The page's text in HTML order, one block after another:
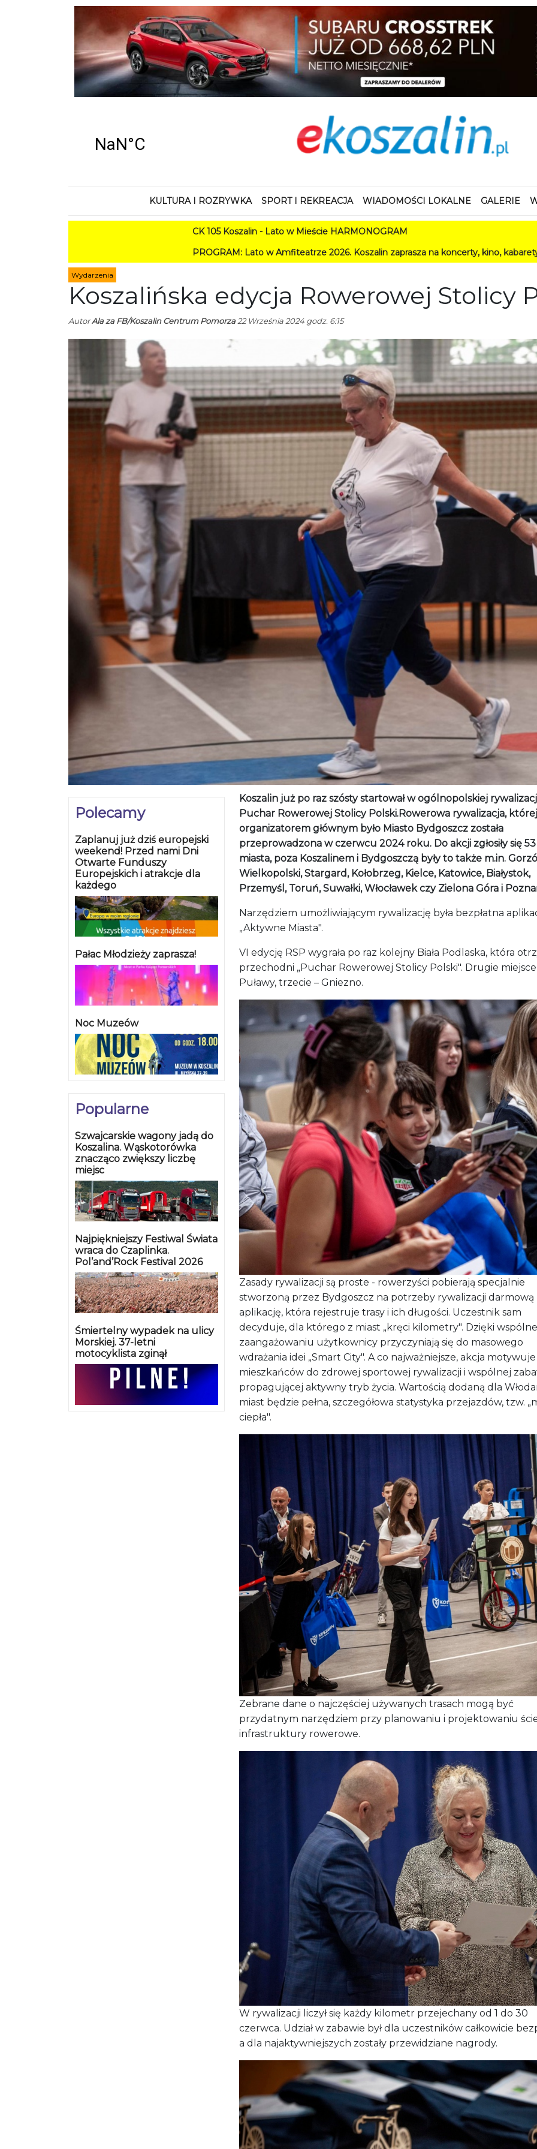
KULTURA I ROZRYWKA SPORT I REKREACJA WIADOMOŚCI LOKALNE GALERIE
CK 105 Koszalin - Lato w Mieście HARMONOGRAM
PROGRAM: Lato w Amfiteatrze 2026. Koszalin zaprasza na koncerty, kino, kabarety i festiwale
Wydarzenia
Koszalińska edycja Rowerowej Stolicy
AutorAla za FB/Koszalin Centrum Pomorza22 Września 2024 godz. 6:15
Polecamy
Zaplanuj już dziś europejski
weekend! Przed nami Dni
Otwarte Funduszy
Europejskich i atrakcje dla
każdego
Pałac Młodzieży zaprasza!
Noc Muzeów
Popularne
Szwajcarskie wagony jadą do
Koszalina. Wąskotorówka
znacząco zwiększy liczbę
miejsc
Najpiękniejszy Festiwal Świata
wraca do Czaplinka.
Pol’and’Rock Festival 2026
Śmiertelny wypadek na ulicy
Morskiej. 37-letni
motocyklista zginął
Koszalin już po raz szósty startował w ogólnopolskiej
Puchar Rowerowej Stolicy Polski.Rowerowa rywalizacja, której
organizatorem głównym było Miasto Bydgoszcz została
przeprowadzona w czerwcu 2024 roku. Do akcji zgłosiły się 53
miasta, poza Koszalinem i Bydgoszczą były to także m.in.
Wielkopolski, Stargard, Kołobrzeg, Kielce, Katowice, Białystok,
Przemyśl, Toruń, Suwałki, Włocławek czy Zielona Góra i
Narzędziem umożliwiającym rywalizację była bezpłatna
„Aktywne Miasta".
VI edycję RSP wygrała po raz kolejny Biała Podlaska, która
przechodni „Puchar Rowerowej Stolicy Polski". Drugie miejsce
Puławy, trzecie – Gniezno.
Zasady rywalizacji są proste - rowerzyści pobierają specjalnie
stworzoną przez Bydgoszcz na potrzeby rywalizacji darmową
aplikację, która rejestruje trasy i ich długości. Uczestnik sam
decyduje, dla którego z miast „kręci kilometry". Dzięki
zaangażowaniu użytkownicy przyczyniają się do masowego
wdrażania idei „Smart City". A co najważniejsze, akcja motywuje
mieszkańców do zdrowej sportowej rywalizacji i wspólnej
propagującej aktywny tryb życia. Wartością dodaną dla
miast będzie pełna, szczegółowa statystyka przejazdów, tzw.
ciepła".
Zebrane dane o najczęściej używanych trasach mogą być
przydatnym narzędziem przy planowaniu i projektowaniu
infrastruktury rowerowe.
W rywalizacji liczył się każdy kilometr przejechany od 1 do 30
czerwca. Udział w zabawie był dla uczestników całkowicie
a dla najaktywniejszych zostały przewidziane nagrody.